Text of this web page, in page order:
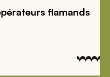
Musée Gruuthuse: à la
la glorieuse histoire de
7 min. temps